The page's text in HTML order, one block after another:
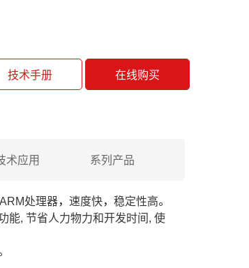
技术手册 在线购买
术应用 系列产品
处理器，速度快，稳定性高。
能, 节省人力物力和开发时间, 使